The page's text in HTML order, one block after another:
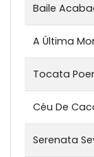
Baile
A Última
Tocata
Céu De
Serenata